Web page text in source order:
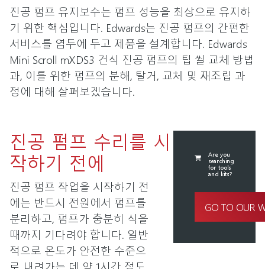
진공 펌프 유지보수는 펌프 성능을 최상으로 유지하
기 위한 핵심입니다. Edwards는 진공 펌프의 간편한
서비스를 염두에 두고 제품을 설계합니다. Edwards
Mini Scroll mXDS3 건식 진공 펌프의 팁 씰 교체 방법
과, 이를 위한 펌프의 분해, 탈거, 교체 및 재조립 과
정에 대해 살펴보겠습니다.
진공 펌프 수리를 시
작하기 전에
진공 펌프 작업을 시작하기 전
에는 반드시 전원에서 펌프를
분리하고, 펌프가 충분히 식을
때까지 기다려야 합니다. 일반
적으로 온도가 안전한 수준으
로 내려가는 데 약 1시간 정도
Are you
searching
for tools
and kits?
GO TO OUR